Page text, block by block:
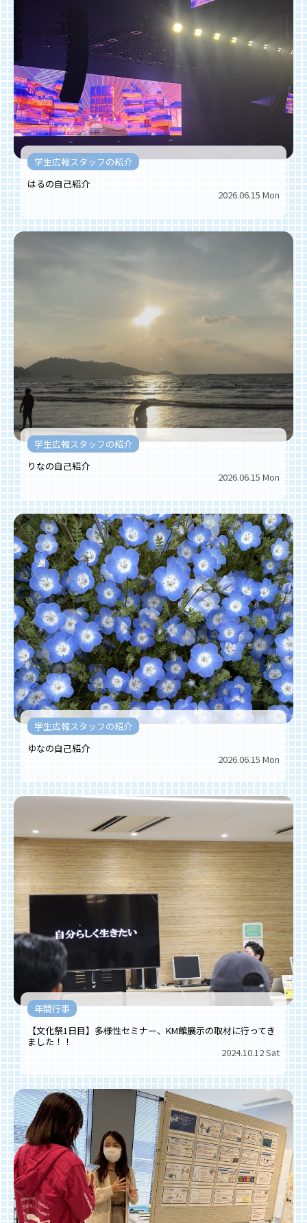
学生広報スタッフの紹介
はるの自己紹介
2026.06.15 Mon
学生広報スタッフの紹介
りなの自己紹介
2026.06.15 Mon
学生広報スタッフの紹介
ゆなの自己紹介
2026.06.15 Mon
年間行事
【文化祭1日目】多様性セミナー、KM館展示の取材に行ってき
ました！！
2024.10.12 Sat